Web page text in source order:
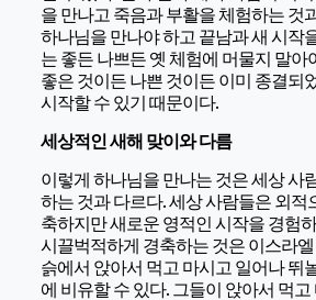
을 만나고 죽음과 부활을 체험하는 것
하나님을 만나야 하고 끝남과 새 시작
는 좋든 나쁘든 옛 체험에 머물지 말아
좋은 것이든 나쁜 것이든 이미 종결되
시작할 수 있기 때문이다.
세상적인 새해 맞이와 다름
이렇게 하나님을 만나는 것은 세상 사
하는 것과 다르다. 세상 사람들은 외적
축하지만 새로운 영적인 시작을 경험
시끌벅적하게 경축하는 것은 이스라
슭에서 앉아서 먹고 마시고 일어나 뛰
에 비유할 수 있다. 그들이 앉아서 먹